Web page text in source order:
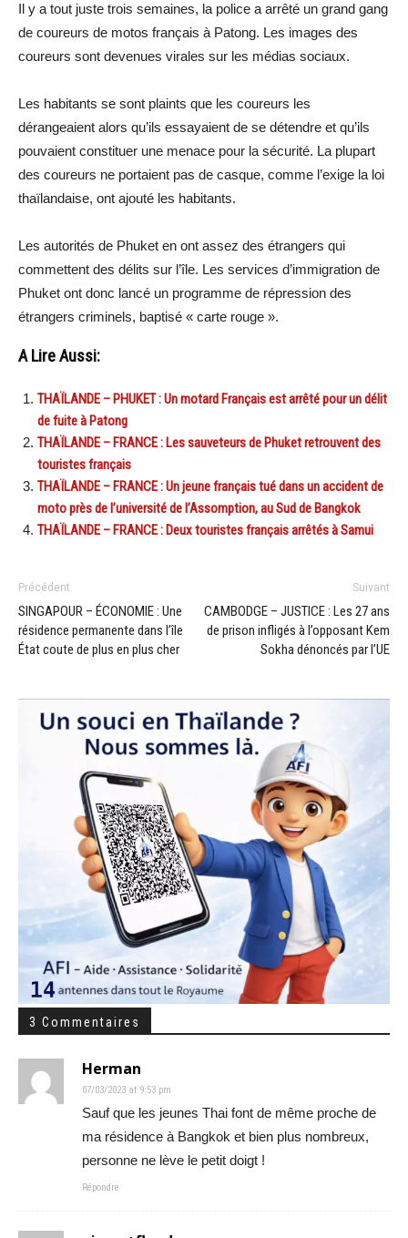
Il y a tout juste trois semaines, la police a arrêté un grand gang
de coureurs de motos français à Patong. Les images des
coureurs sont devenues virales sur les médias sociaux.
Les habitants se sont plaints que les coureurs les
dérangeaient alors qu’ils essayaient de se détendre et qu’ils
pouvaient constituer une menace pour la sécurité. La plupart
des coureurs ne portaient pas de casque, comme l’exige la loi
thaïlandaise, ont ajouté les habitants.
Les autorités de Phuket en ont assez des étrangers qui
commettent des délits sur l’île. Les services d’immigration de
Phuket ont donc lancé un programme de répression des
étrangers criminels, baptisé « carte rouge ».
A Lire Aussi:
THAÏLANDE – PHUKET : Un motard Français est arrêté pour un délit
de fuite à Patong
THAÏLANDE – FRANCE : Les sauveteurs de Phuket retrouvent des
touristes français
THAÏLANDE – FRANCE : Un jeune français tué dans un accident de
moto près de l’université de l’Assomption, au Sud de Bangkok
THAÏLANDE – FRANCE : Deux touristes français arrêtés à Samui
Précédent
SINGAPOUR – ÉCONOMIE : Une
résidence permanente dans l’île
État coute de plus en plus cher
Suivant
CAMBODGE – JUSTICE : Les 27 ans
de prison infligés à l’opposant Kem
Sokha dénoncés par l’UE
3 Commentaires
Herman
07/03/2023 at 9:53 pm
Sauf que les jeunes Thai font de même proche de
ma résidence à Bangkok et bien plus nombreux,
personne ne lève le petit doigt !
Répondre